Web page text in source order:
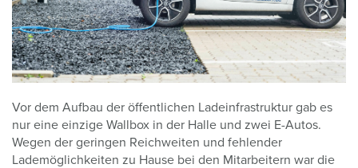
Vor dem Aufbau der öffentlichen Ladeinfrastruktur gab es
nur eine einzige Wallbox in der Halle und zwei E-Autos.
Wegen der geringen Reichweiten und fehlender
Lademöglichkeiten zu Hause bei den Mitarbeitern war die